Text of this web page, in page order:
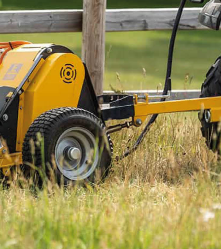
TRAKTOR TBM504C
STAGE 3, BAS
Innehåller 1 st oljefilter, 1 st bränslefilter, 1 st
smörjfett STARTA Universal.
Läs mer
486 kr
Inkl. moms
Lägsta pris 30 dagar: 613 kr
Ordinarie pris: 613 kr
I lager
- +